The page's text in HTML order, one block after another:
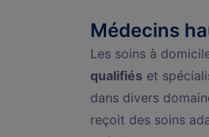
Médecins
Les soins à
qualifiés et
dans divers
reçoit des soins